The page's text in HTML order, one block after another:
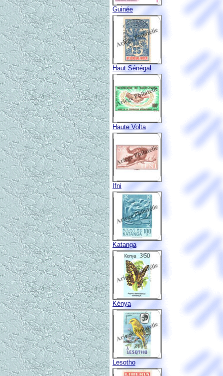
Guinée
Haut Sénégal
Haute Volta
Ifni
Katanga
Kénya
Lesotho